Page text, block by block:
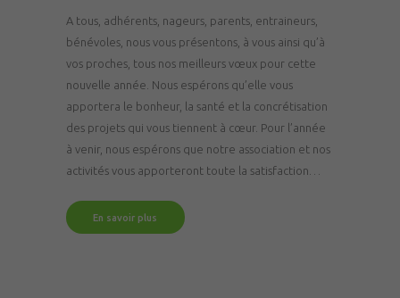
A tous, adhérents, nageurs, parents, entraineurs,
bénévoles, nous vous présentons, à vous ainsi qu’à
vos proches, tous nos meilleurs vœux pour cette
nouvelle année. Nous espérons qu’elle vous
apportera le bonheur, la santé et la concrétisation
des projets qui vous tiennent à cœur. Pour l’année
à venir, nous espérons que notre association et nos
activités vous apporteront toute la satisfaction…
En savoir plus